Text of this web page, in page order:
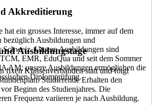
Akkreditierung
ein grosses Interesse, immer auf dem
bezüglich Ausbildungen und
Unsere Ausbildungen sind
EMR, EduQua und seit dem Sommer
AM; unsere Ausbildungen ermöglichen die
Diplomprüfung.
Ausbildungstage
fixen Klassenverbänden statt und folgt
Studierende Erhalten den
vor Beginn des Studienjahres. Die
Frequenz variieren je nach Ausbildung.